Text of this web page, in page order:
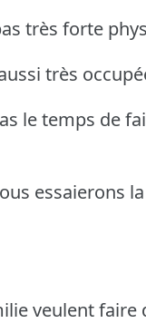
très forte
très
le temps de
essaierons
veulent faire